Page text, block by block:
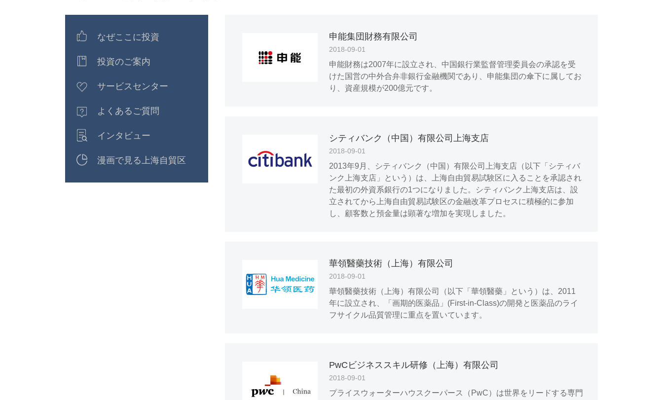
なぜここに投資
投資のご案内
サービスセンター
よくあるご質問
インタビュー
漫画で見る上海自貿区
申能集団財務有限公司
2018-09-01
申能財務は2007年に設立され、中国銀行業監督管理委員会の承認を受
けた国営の中外合弁非銀行金融機関であり、申能集団の傘下に属してお
り、資産規模が200億元です。
シティバンク（中国）有限公司上海支店
2018-09-01
2013年9月、シティバンク（中国）有限公司上海支店（以下「シティバ
ンク上海支店」という）は、上海自由貿易試験区に入ることを承認され
た最初の外資系銀行の1つになりました。シティバンク上海支店は、設
立されてから上海自由貿易試験区の金融改革プロセスに積極的に参加
し、顧客数と預金量は顕著な増加を実現しました。
華領醫藥技術（上海）有限公司
2018-09-01
華領醫藥技術（上海）有限公司（以下「華領醫藥」という）は、2011
年に設立され、「画期的医薬品」(First-in-Class)の開発と医薬品のライ
フサイクル品質管理に重点を置いています。
PwCビジネススキル研修（上海）有限公司
2018-09-01
プライスウォーターハウスクーパース（PwC）は世界をリードする専門